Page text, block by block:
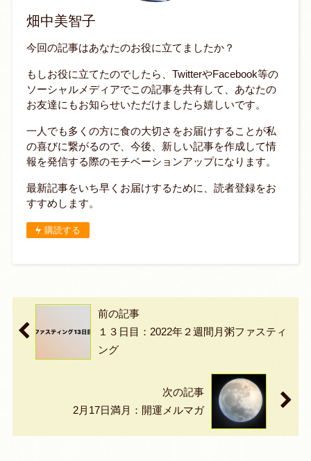
畑中美智子
今回の記事はあなたのお役に立てましたか？
もしお役に立てたのでしたら、TwitterやFacebook等の
ソーシャルメディアでこの記事を共有して、あなたの
お友達にもお知らせいただけましたら嬉しいです。
一人でも多くの方に食の大切さをお届けすることが私
の喜びに繋がるので、今後、新しい記事を作成して情
報を発信する際のモチベーションアップになります。
最新記事をいち早くお届けするために、読者登録をお
すすめします。
購読する
前の記事
１３日目：2022年２週間月粥ファスティ
ング
次の記事
2月17日満月：開運メルマガ